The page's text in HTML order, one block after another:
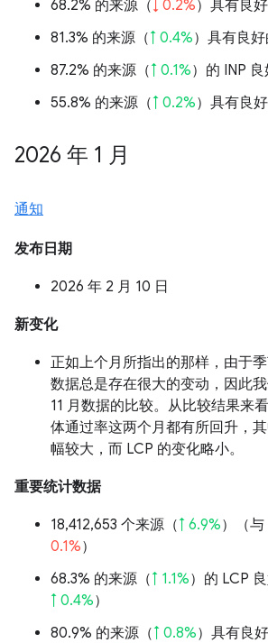
68.2% 的来源（↓ 0.2%）具有良
81.3% 的来源（↑ 0.4%）具有良
87.2% 的来源（↑ 0.1%）的 INP
55.8% 的来源（↑ 0.2%）具有良
2026 年 1 月
通知
发布日期
2026 年 2 月 10 日
新变化
正如上个月所指出的那样，由于
数据总是存在很大的变动，因此
11 月数据的比较。从比较结果来
体通过率这两个月都有所回升，
幅较大，而 LCP 的变化略小。
重要统计数据
18,412,653 个来源（↑ 6.9%）（与
0.1%）
68.3% 的来源（↑ 1.1%）的 LCP
↑ 0.4%）
80.9% 的来源（↑ 0.8%）具有良